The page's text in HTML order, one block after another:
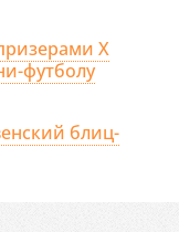
X
футболу
блиц-